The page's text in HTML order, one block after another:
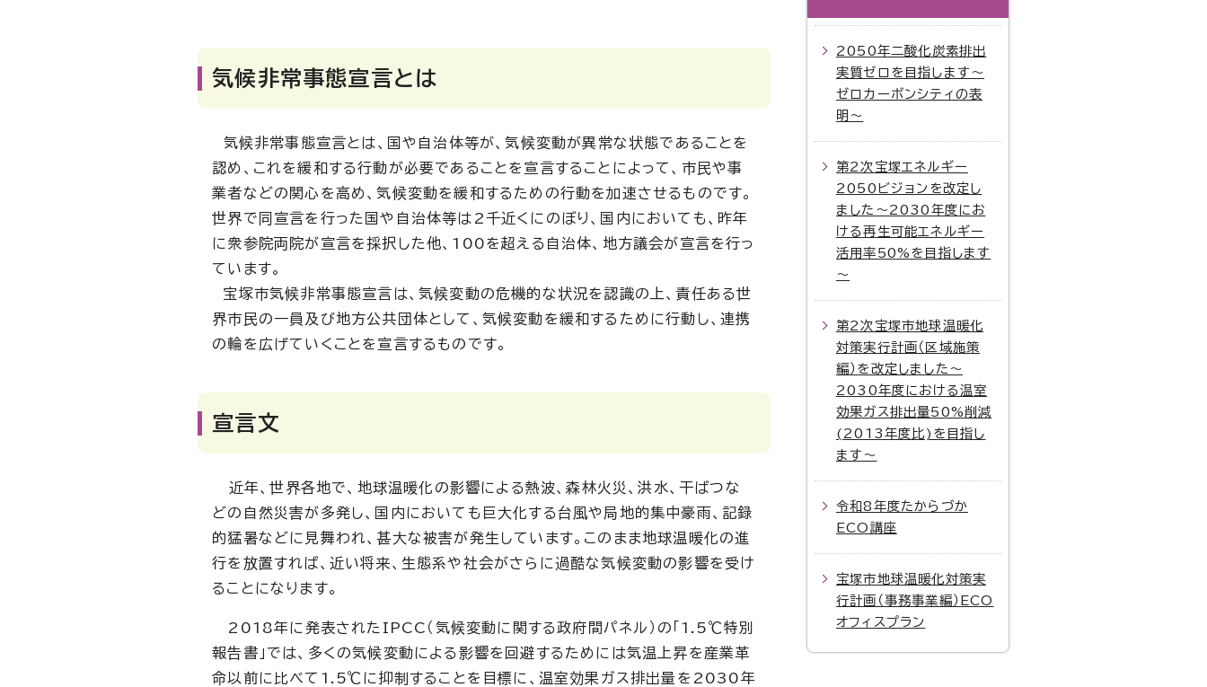
気候非常事態宣言とは
気候非常事態宣言とは、国や自治体等が、気候変動が異常な状態であることを
認め、これを緩和する行動が必要であることを宣言することによって、市民や事
業者などの関心を高め、気候変動を緩和するための行動を加速させるものです。
世界で同宣言を行った国や自治体等は2千近くにのぼり、国内においても、昨年
に衆参院両院が宣言を採択した他、100を超える自治体、地方議会が宣言を行っ
ています。
宝塚市気候非常事態宣言は、気候変動の危機的な状況を認識の上、責任ある世
界市民の一員及び地方公共団体として、気候変動を緩和するために行動し、連携
の輪を広げていくことを宣言するものです。
宣言文
近年、世界各地で、地球温暖化の影響による熱波、森林火災、洪水、干ばつな
どの自然災害が多発し、国内においても巨大化する台風や局地的集中豪雨、記録
的猛暑などに見舞われ、甚大な被害が発生しています。このまま地球温暖化の進
行を放置すれば、近い将来、生態系や社会がさらに過酷な気候変動の影響を受け
ることになります。
2018年に発表されたIPCC（気候変動に関する政府間パネル）の「1.5℃特別
報告書」では、多くの気候変動による影響を回避するためには気温上昇を産業革
命以前に比べて1.5℃に抑制することを目標に、温室効果ガス排出量を2030年
2050年二酸化炭素排出
実質ゼロを目指します～
ゼロカーボンシティの表
明～
第2次宝塚エネルギー
2050ビジョンを改定し
ました～2030年度にお
ける再生可能エネルギー
活用率50%を目指します
～
第2次宝塚市地球温暖化
対策実行計画（区域施策
編）を改定しました～
2030年度における温室
効果ガス排出量50%削減
(2013年度比)を目指し
ます～
令和8年度たからづか
ECO講座
宝塚市地球温暖化対策実
行計画（事務事業編）ECO
オフィスプラン